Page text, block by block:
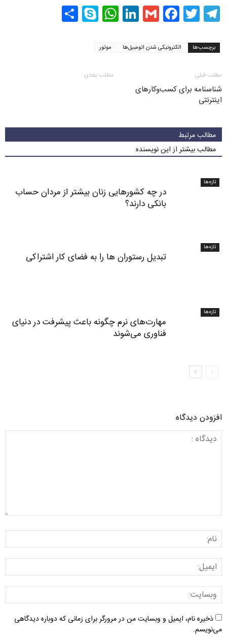
Telegram
Twitter
Facebook
Gmail
LinkedIn
WhatsApp
Skype
برچسب‌ها الکترونیکی شدن اتومبیل‌ها موتور
مطلب قبلی
شناسنامه‌ برای کسب‌وکارهای
اینترنتی
مطلب بعدی
مطالب مرتبط
مطالب بیشتر از این نویسنده
تازه‌ها
در چه کشورهایی زنان بیشتر از مردان حساب
بانکی دارند؟
تازه‌ها
تبدیل رستوران‌ ها را به فضای کار اشتراکی
تازه‌ها
مهارت‌های نرم چگونه باعث پیشرفت در دنیای
فناوری می‌شوند
افزودن دیدگاه
ذخیره نام، ایمیل و وبسایت من در مرورگر برای زمانی که دوباره دیدگاهی
می‌نویسم.